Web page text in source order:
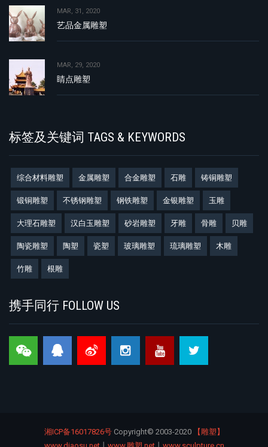
MAR, 31, 2020
艺品金属雕塑
MAR, 29, 2020
睛点雕塑
标签及关键词 TAGS & KEYWORDS
综合材料雕塑 金属雕塑 合金雕塑 石雕 铸铜雕塑
锻铜雕塑 不锈钢雕塑 钢铁雕塑 金银雕塑 玉雕
大理石雕塑 汉白玉雕塑 砂岩雕塑 牙雕 骨雕 贝雕
陶瓷雕塑 陶塑 瓷塑 玻璃雕塑 琉璃雕塑 木雕
竹雕 根雕
携手同行 FOLLOW US
湘ICP备16017826号Copyright© 2003-2020
【雕塑】